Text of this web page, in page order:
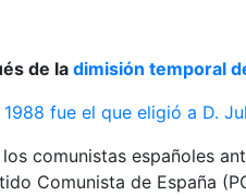
de la dimisión temporal
fue el que eligió a D.
comunistas españoles
Comunista de España